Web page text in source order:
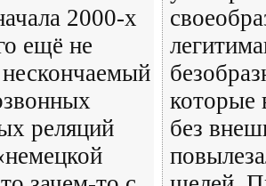
2000-х
ещё не
реляций
которые
без